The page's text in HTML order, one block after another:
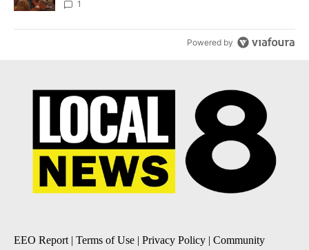
Local News 8
1
Powered by
EEO Report| Terms of Use | Privacy Policy | Community